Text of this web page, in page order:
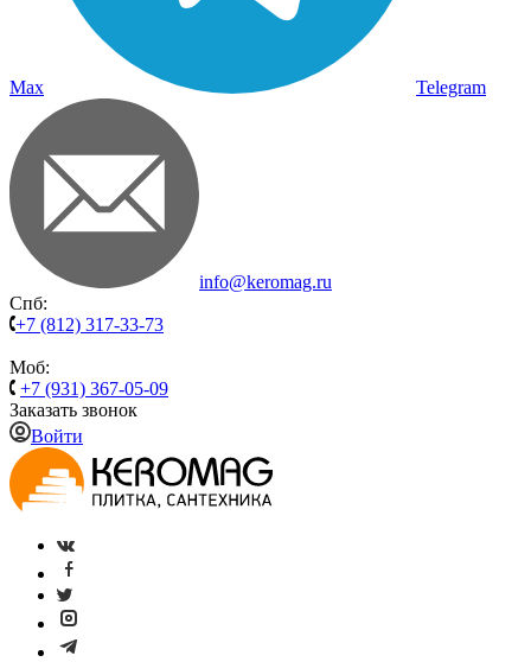
Max Telegram
info@keromag.ru
Спб:
+7 (812) 317-33-73
Моб:
+7 (931) 367-05-09
Заказать звонок
Войти